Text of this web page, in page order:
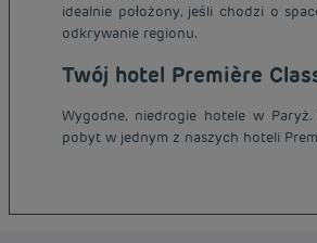
idealnie położony, jeśli chodzi o
odkrywanie regionu.
Twój hotel Première
Wygodne, niedrogie hotele w
pobyt w jednym z naszych hoteli
Tanie hotele Paryż
Tanie hotele Warszawa
Tanie hotele Wrocław
Tanie hotele Belgia
Informacje prawne